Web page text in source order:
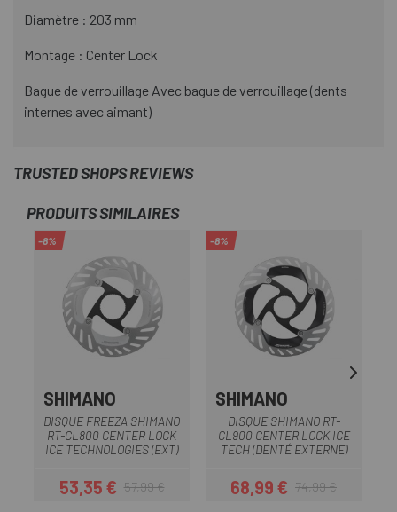
Diamètre : 203 mm
Montage : Center Lock
Bague de verrouillage Avec bague de verrouillage (dents
internes avec aimant)
TRUSTED SHOPS REVIEWS
PRODUITS SIMILAIRES
-8%
SHIMANO
DISQUE FREEZA SHIMANO
RT-CL800 CENTER LOCK
ICE TECHNOLOGIES (EXT)
Prix
53,35 €Prix habituel
57,99 €
-8%
SHIMANO
DISQUE SHIMANO RT-
CL900 CENTER LOCK ICE
TECH (DENTÉ EXTERNE)
Prix
68,99 €Prix habituel
74,99 €